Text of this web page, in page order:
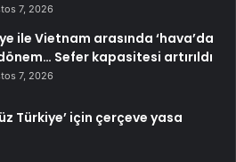
7, 2026
ile Vietnam arasında ‘hava’da
Sefer kapasitesi artırıldı
7, 2026
Türkiye’ için çerçeve yasa